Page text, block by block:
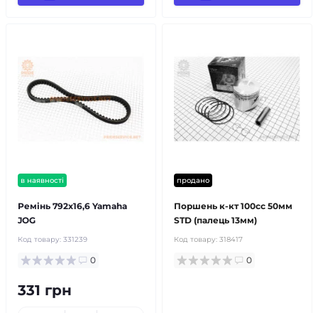
в наявності
Ремінь 792х16,6 Yamaha
JOG
Код товару: 331239
0
331 грн
продано
Поршень к-кт 100cc 50мм
STD (палець 13мм)
Код товару: 318417
0